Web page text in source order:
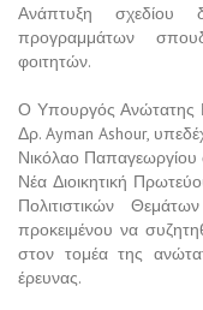
Ανάπτυξη σχεδίου
προγραμμάτων
φοιτητών.
Ο Υπουργός Ανώτατης
Δρ. Ayman Ashour,
Νικόλαο Παπαγεωργίου
Νέα Διοικητική
Πολιτιστικών
προκειμένου να
στον τομέα της
έρευνας.